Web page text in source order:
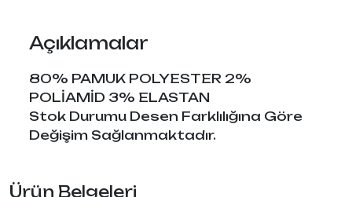
Açıklamalar
80% PAMUK POLYESTER 2%
POLİAMİD 3% ELASTAN
Stok Durumu Desen Farklılığına Göre
Değişim Sağlanmaktadır.
Ürün Belgeleri